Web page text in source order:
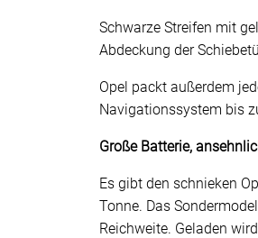
Schwarze Streifen mit
Abdeckung der
Opel packt außerdem
Navigationssystem bis
Große Batterie,
Es gibt den schnieken
Tonne. Das
Reichweite. Geladen